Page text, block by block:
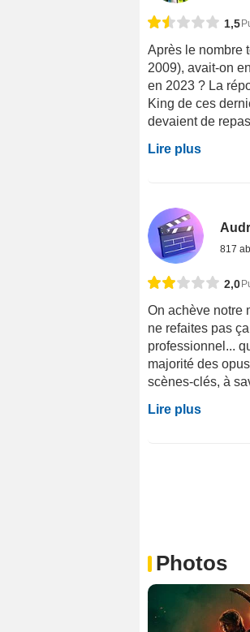
1,5
Après le nombre
2009), avait-on
en 2023 ? La
King de ces
devaient de
Lire plus
817
2,0
On achève notre
ne refaites pas
professionnel...
majorité des
scènes-clés, à
Lire plus
Photos